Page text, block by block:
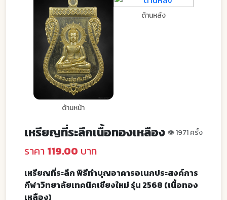
ด้านหน้า
ด้านหลัง
เหรียญที่ระลึกเนื้อทองเหลือง 👁️ 1971 ครั้ง
ราคา 119.00 บาท
เหรียญที่ระลึก พิธีทำบุญอาคารอเนกประสงค์การ
กีฬาวิทยาลัยเทคนิคเชียงใหม่ รุ่น 2568 (เนื้อทอง
เหลือง)